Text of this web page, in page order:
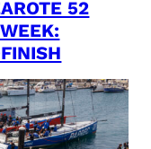
52